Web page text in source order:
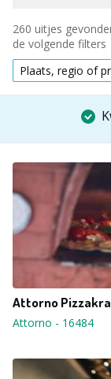
260 uitjes
de volgende filters
Plaats, regio of
Attorno
Attorno - 16484